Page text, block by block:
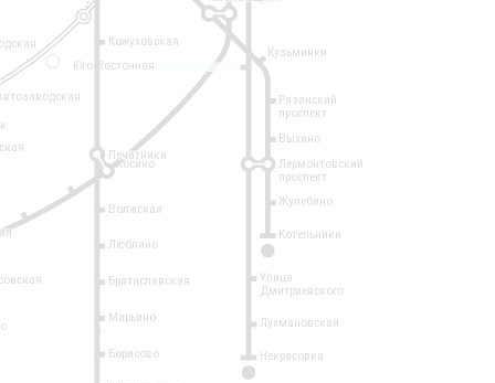
14
Кузьминки
Рязанский
проспект
Выхино
Лермонтовский
проспект
Жулебино
Котельники
Кожуховская
Печатники
Волжская
Люблино
Братиславская
Марьино
Борисово
Улица
Дмитриевского
Лухмановская
Некрасовка
Косино
Юго-Восточная